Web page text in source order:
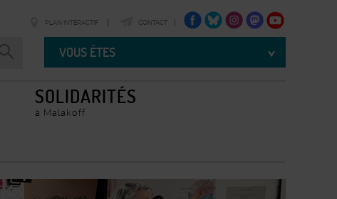
PLAN INTÉRACTIF CONTACT
FACEBOOKTWITTERINSTAGRAMTWITTERYOUTUBE
Vous
VOUS ÊTES
SOLIDARITÉS
à Malakoff